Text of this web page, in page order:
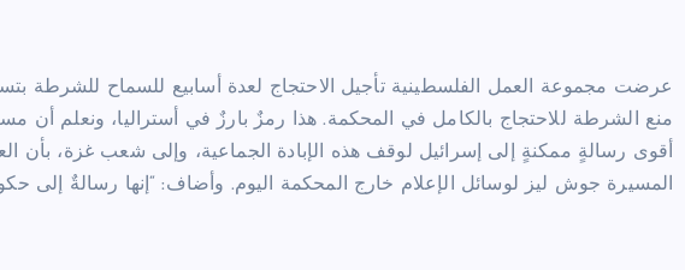
عرضت مجموعة العمل الفلسطينية تأجيل الاحتجاج لعدة أسابيع للسماح للشرطة
منع الشرطة للاحتجاج بالكامل في المحكمة. هذا رمزٌ بارزٌ في أستراليا، ونعلم
أقوى رسالةٍ ممكنةٍ إلى إسرائيل لوقف هذه الإبادة الجماعية، وإلى شعب غزة، بأن
المسيرة جوش ليز لوسائل الإعلام خارج المحكمة اليوم. وأضاف: “إنها رسالةٌ إلى